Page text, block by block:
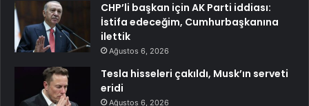
CHP’li başkan için AK Parti iddiası:
İstifa edeceğim, Cumhurbaşkanına
ilettik
Ağustos 6, 2026
Tesla hisseleri çakıldı, Musk’ın serveti
eridi
Ağustos 6, 2026